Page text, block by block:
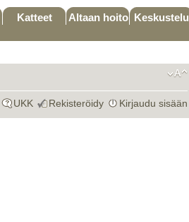
Katteet Altaan hoito Keskustelu
UKK Rekisteröidy Kirjaudu sisään